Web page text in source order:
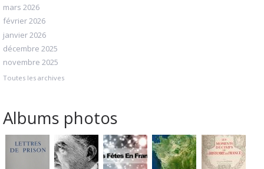
mars 2026
février 2026
janvier 2026
décembre 2025
novembre 2025
Toutes les archives
Albums photos